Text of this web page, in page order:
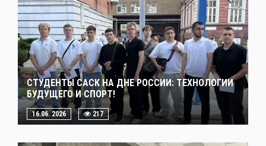
СТУДЕНТЫ САСК НА ДНЕ РОССИИ: ТЕХНОЛОГИИ
БУДУЩЕГО И СПОРТ!
16.06. 2026 217